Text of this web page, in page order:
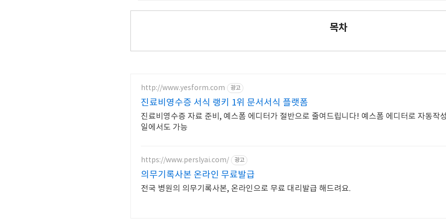
목차
http://www.yesform.com 광고
진료비영수증 서식 랭키 1위 문서서식 플랫폼
진료비영수증 자료 준비, 예스폼 에디터가 절반으로 줄여드립니다! 예스폼 에디터로 자동작
일에서도 가능
https://www.perslyai.com/ 광고
의무기록사본 온라인 무료발급
전국 병원의 의무기록사본, 온라인으로 무료 대리발급 해드려요.